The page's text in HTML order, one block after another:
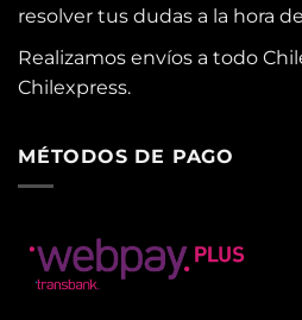
resolver tus dudas a la hora
Realizamos envíos a todo
Chilexpress.
MÉTODOS DE PAGO